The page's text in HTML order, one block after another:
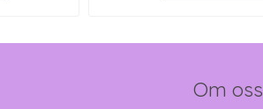
Om oss